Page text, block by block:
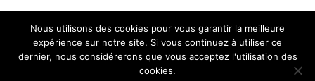
Nous utilisons des cookies pour vous garantir la meilleure
expérience sur notre site. Si vous continuez à utiliser ce
dernier, nous considérerons que vous acceptez l'utilisation des
cookies.